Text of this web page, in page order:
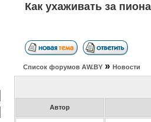
Как ухаживать за
Список форумов АW.BY » Новости
Автор